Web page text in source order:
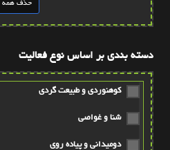
دسته بندی بر اساس نوع فعالیت
کوهنوردی و طبیعت گردی
شنا و غواصی
دومیدانی و پیاده روی